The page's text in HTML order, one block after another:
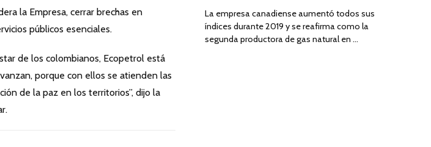
la Empresa, cerrar brechas en
públicos esenciales.
de los colombianos, Ecopetrol está
porque con ellos se atienden las
de la paz en los territorios”, dijo la
La empresa canadiense aumentó todos sus
índices durante 2019 y se reafirma como la
segunda productora de gas natural en …